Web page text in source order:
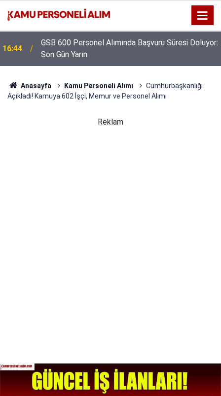
16:44
GSB 600 Personel Alımında Başvuru Süresi Doluyor:
Son Gün Yarın
Anasayfa Kamu Personeli Alımı
Cumhurbaşkanlığı
Açıkladı! Kamuya 602 İşçi, Memur ve Personel Alımı
Reklam